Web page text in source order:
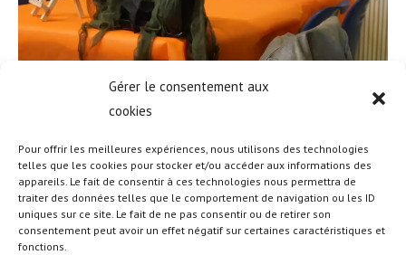
Gérer le consentement aux
cookies
Pour offrir les meilleures expériences, nous utilisons des technologies
telles que les cookies pour stocker et/ou accéder aux informations des
appareils. Le fait de consentir à ces technologies nous permettra de
traiter des données telles que le comportement de navigation ou les ID
uniques sur ce site. Le fait de ne pas consentir ou de retirer son
consentement peut avoir un effet négatif sur certaines caractéristiques et
fonctions.
© COPYRIGHT - OCEANWP THEME BY NICK